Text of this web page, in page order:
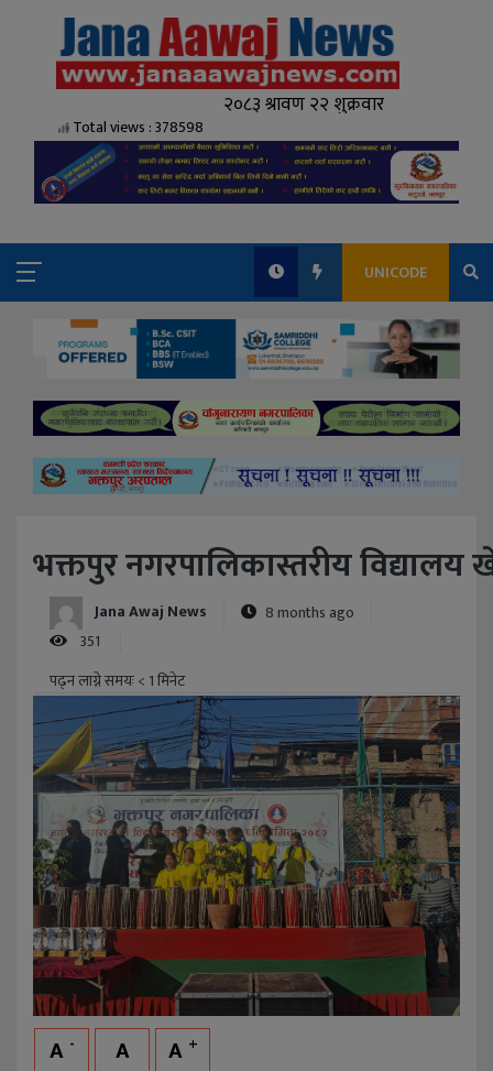
Total views : 378598
UNICODE
भक्तपुर नगरपालिकास्तरीय
Jana Awaj News
8 months ago
351
पढ्न लाग्ने समयः< 1मिनेट
A - A A +